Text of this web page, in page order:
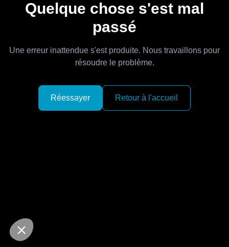
Quelque chose s'est mal
passé
Une erreur inattendue s'est produite. Nous travaillons pour
résoudre le problème.
Réessayer Retour à l'accueil